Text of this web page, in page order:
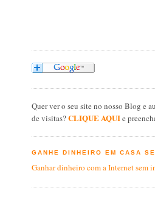
Quer ver o seu site no nosso Blog e
de visitas?CLIQUE AQUIe
GANHE DINHEIRO EM CASA
Ganhar dinheiro com a Internet sem